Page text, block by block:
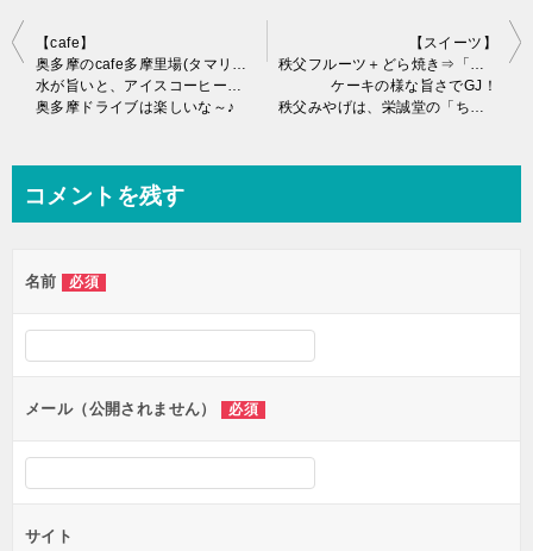
投
ゲ
ー
シ
【cafe】
奥多摩のcafe多摩里場(タマリバ)にて、鹿ドック♪
水が旨いと、アイスコーヒーも旨い気がするw
奥多摩ドライブは楽しいな～♪
【スイーツ】
秩父フルーツ＋どら焼き⇒「ちちドラ」!?
ケーキの様な旨さでGJ！
秩父みやげは、栄誠堂の「ちちドラ」で決まりかな♪
コメントを残す
名前 必須
メール（公開されません） 必須
サイト